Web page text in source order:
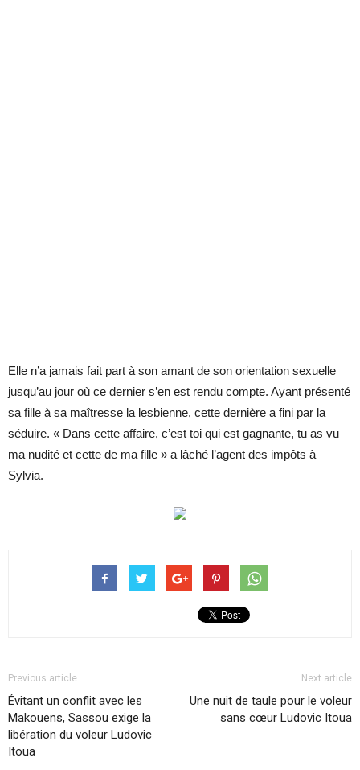
Elle n’a jamais fait part à son amant de son orientation sexuelle
jusqu’au jour où ce dernier s’en est rendu compte. Ayant présenté
sa fille à sa maîtresse la lesbienne, cette dernière a fini par la
séduire. « Dans cette affaire, c’est toi qui est gagnante, tu as vu
ma nudité et cette de ma fille » a lâché l’agent des impôts à
Sylvia.
Previous article
Évitant un conflit avec les
Makouens, Sassou exige la
libération du voleur Ludovic
Itoua
Next article
Une nuit de taule pour le voleur
sans cœur Ludovic Itoua